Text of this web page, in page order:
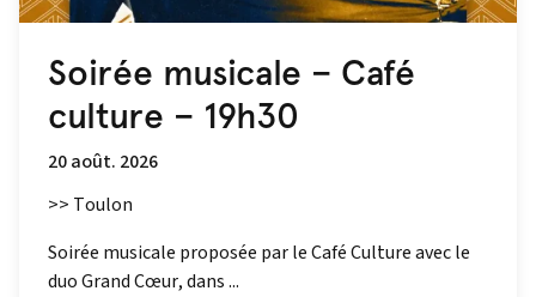
Soirée musicale – Café
culture – 19h30
20 août. 2026
>> Toulon
Soirée musicale proposée par le Café Culture avec le
duo Grand Cœur, dans ...